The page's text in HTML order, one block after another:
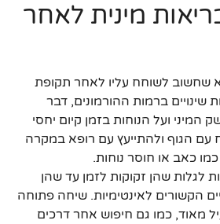
מינית לאחר
שחשוב לשוחח עליו לאחר תקופת
שינויים ברמות ההורמונים, דבר
ועל הנוחות בזמן קיום יחסי
עם הגוף ולהתייעץ עם רופא במקרה
כאב או חוסר נוחות.
לגלות שהן זקוקות לזמן עד שהן
הקשורים לאינטימיות. שיחה פתוחה
מאוד, כמו גם חיפוש אחר דרכים